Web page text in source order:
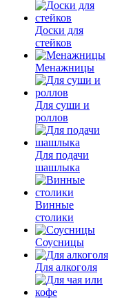
Доски для
стейков
Менажницы
Для суши и
роллов
Для подачи
шашлыка
Винные
столики
Соусницы
Для алкоголя